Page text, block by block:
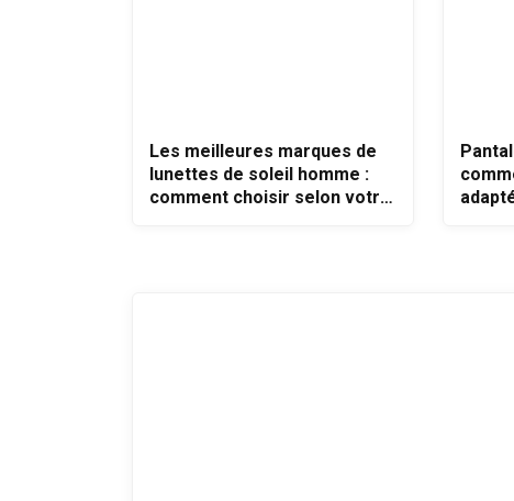
Les meilleures marques de
lunettes de soleil homme :
comment choisir selon votre